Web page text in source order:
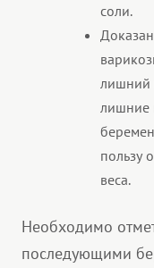
соли.
лишний
лишние
пользу
веса.
Необходимо
последующими